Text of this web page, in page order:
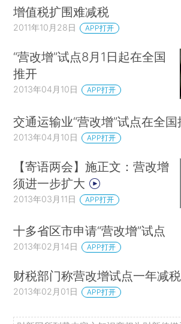
增值税扩围难减税
2011年10月28日 APP打开
“营改增”试点8月1日起在全国
推开
2013年04月10日 APP打开
交通运输业“营改增”试点在全
2013年04月10日 APP打开
【寄语两会】施正文：营改增
须进一步扩大
2013年03月11日 APP打开
十多省区市申请“营改增”试点
2013年02月14日 APP打开
财税部门称营改增试点一年减
2013年02月01日 APP打开